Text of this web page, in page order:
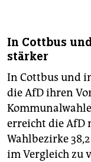
In Cottbus
stärker
In Cottbus und
die AfD ihren
erreicht die AfD
Wahlbezirke
im Vergleich zu